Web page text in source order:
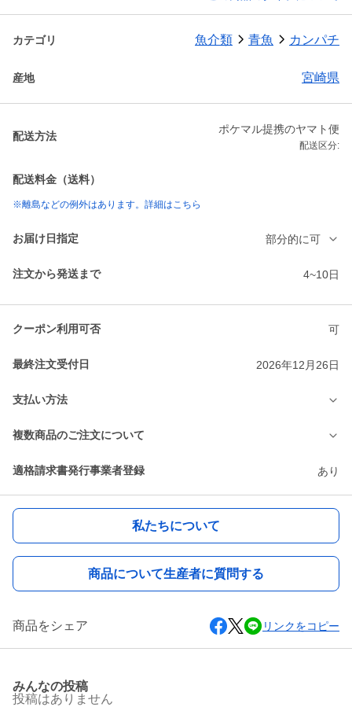
カテゴリ 魚介類 青魚 カンパチ
産地 宮崎県
配送方法
ポケマル提携のヤマト便
配送区分:
配送料金（送料）
※離島などの例外はあります。詳細はこちら
お届け日指定 部分的に可
注文から発送まで 4~10日
クーポン利用可否 可
最終注文受付日 2026年12月26日
支払い方法
複数商品のご注文について
適格請求書発行事業者登録 あり
私たちについて
商品について生産者に質問する
商品をシェア リンクをコピー
みんなの投稿
投稿はありません